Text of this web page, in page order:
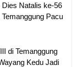
Natalis ke-56
Pacu
di Temanggung
Kedu Jadi